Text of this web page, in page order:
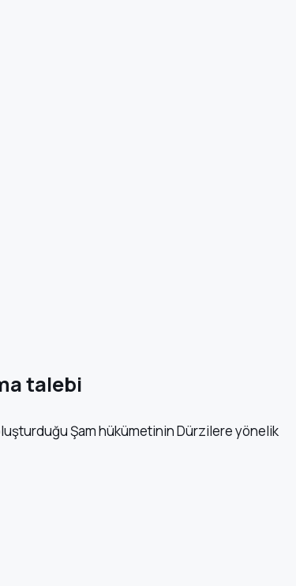
talebi
Şam hükümetinin Dürzilere yönelik